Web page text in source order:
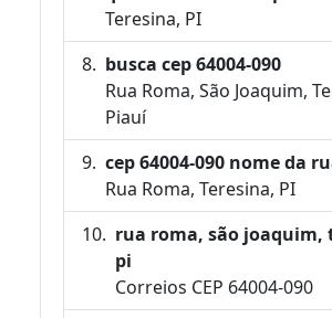
Teresina, PI
busca cep 64004-090
Rua Roma, São Joaquim,
Piauí
cep 64004-090 nome da
Rua Roma, Teresina, PI
rua roma, são joaquim,
pi
Correios CEP 64004-090